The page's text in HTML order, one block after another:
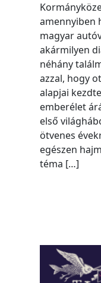
amennyiben
magyar
akármilyen
néhány
azzal, hogy
alapjai
emberélet
első
ötvenes
egészen
téma […]